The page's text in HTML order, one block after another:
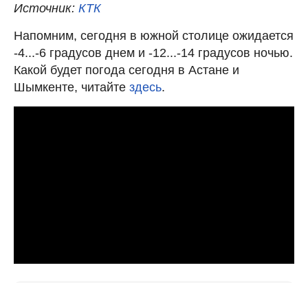
Источник: КТК
Напомним, сегодня в южной столице ожидается
-4...-6 градусов днем и -12...-14 градусов ночью.
Какой будет погода сегодня в Астане и
Шымкенте, читайте здесь.